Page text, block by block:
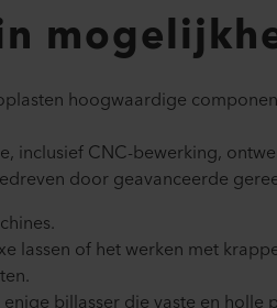
hoogwaardige
inclusief CNC-bewerking,
door geavanceerde
lassen of het werken met